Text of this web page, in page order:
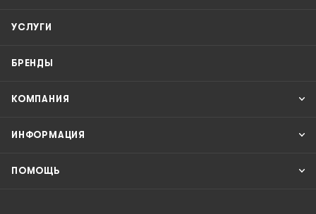
УСЛУГИ
БРЕНДЫ
КОМПАНИЯ
ИНФОРМАЦИЯ
ПОМОЩЬ